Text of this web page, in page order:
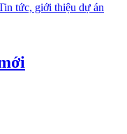
tức, giới thiệu dự án